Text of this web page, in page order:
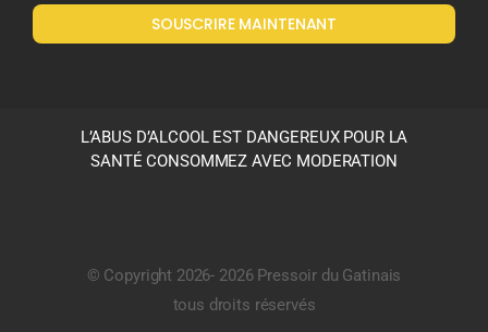
Politique en matière de remboursements et de retours
SOUSCRIRE MAINTENANT
L’ABUS D’ALCOOL EST DANGEREUX POUR LA
SANTÉ CONSOMMEZ AVEC MODERATION
© Copyright 2026- 2026 Pressoir du Gatinais
tous droits réservés